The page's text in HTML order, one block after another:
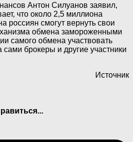
Антон Силуанов заявил,
что около 2,5 миллиона
россиян смогут вернуть свои
обмена замороженными
самого обмена участвовать
сами брокеры и другие участники
Источник